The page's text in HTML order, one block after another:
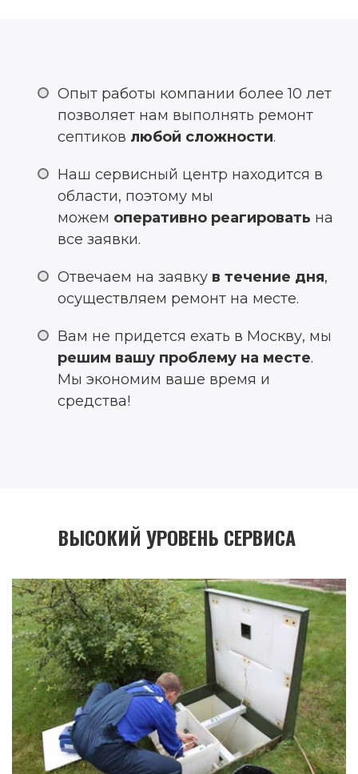
Опыт работы компании более 10 лет
позволяет нам выполнять ремонт
септиков любой сложности.
Наш сервисный центр находится в
области, поэтому мы
можем оперативно реагировать на
все заявки.
Отвечаем на заявку в течение дня,
осуществляем ремонт на месте.
Вам не придется ехать в Москву, мы
решим вашу проблему на месте.
Мы экономим ваше время и
средства!
ВЫСОКИЙ УРОВЕНЬ СЕРВИСА